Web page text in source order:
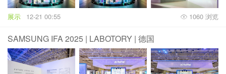
展示 12-21 00:55 1060 浏览
SAMSUNG IFA 2025 | LABOTORY | 德国